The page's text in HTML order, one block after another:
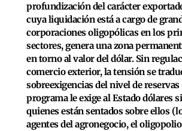
profundización del carácter
cuya liquidación está a cargo de
corporaciones oligopólicas en los
sectores, genera una zona
en torno al valor del dólar. Sin
comercio exterior, la tensión se
sobreexigencias del nivel de
programa le exige al Estado dólares
quienes están sentados sobre ellos
agentes del agronegocio, el